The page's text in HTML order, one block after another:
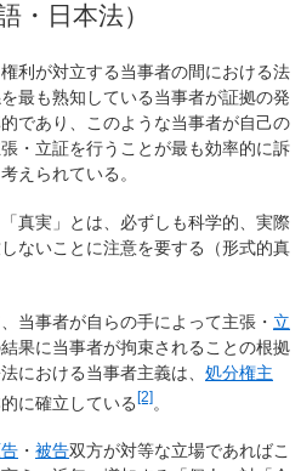
・日本法）
利が対立する当事者の間における法
最も熟知している当事者が証拠の発
であり、このような当事者が自己の
・立証を行うことが最も効率的に訴
えられている。
真実」とは、必ずしも科学的、実際
ないことに注意を要する（形式的真
当事者が自らの手によって主張・ 立
果に当事者が拘束されることの根拠
における当事者主義は、 処分権主
に確立している[2]。
・ 被告双方が対等な立場であればこ